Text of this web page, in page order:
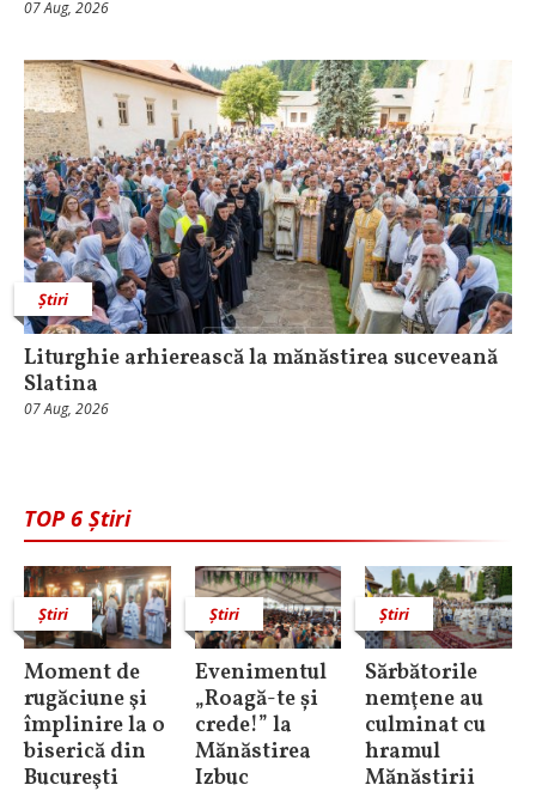
07 Aug, 2026
Știri
Liturghie arhierească la mănăstirea suceveană
Slatina
07 Aug, 2026
TOP 6 Știri
Știri
Moment de
rugăciune şi
împlinire la o
biserică din
Bucureşti
Știri
Evenimentul
„Roagă-te și
crede!” la
Mănăstirea
Izbuc
Știri
Sărbătorile
nemţene au
culminat cu
hramul
Mănăstirii